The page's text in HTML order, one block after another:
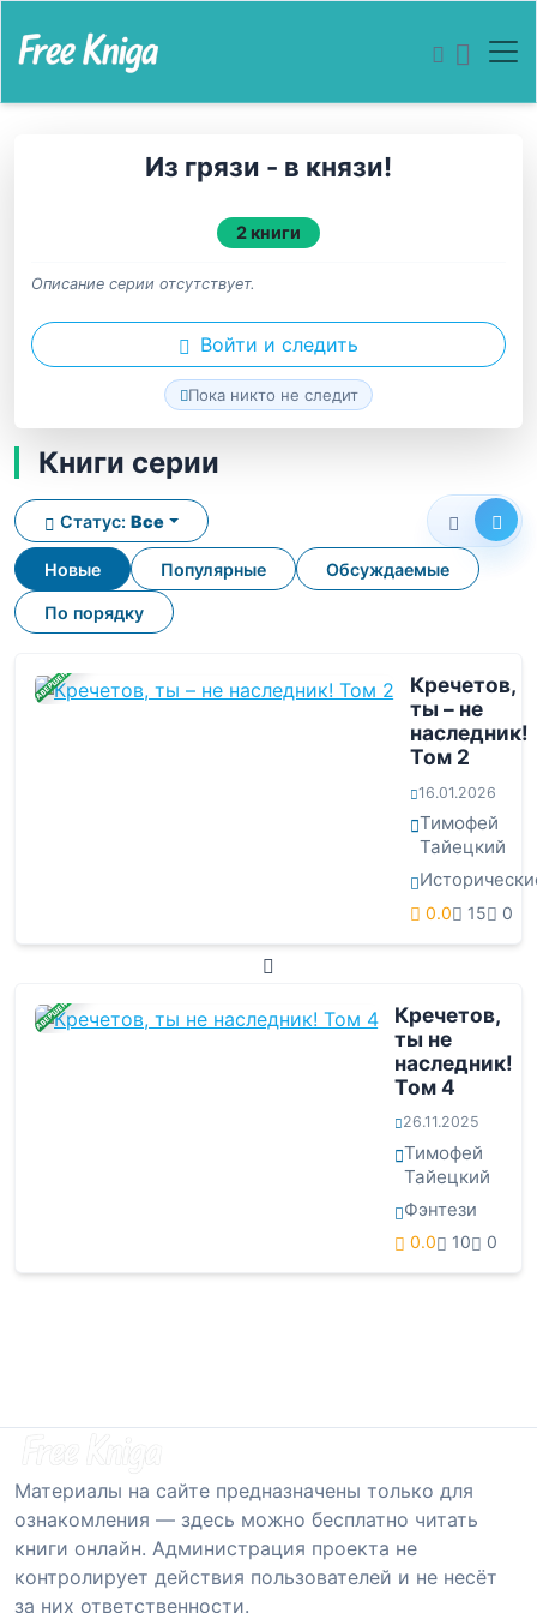
Из грязи - в князи!
2 книги
Описание серии отсутствует.
Войти и следить
Пока никто не следит
Книги серии
Новые Популярные Обсуждаемые
По порядку
Статус: Все
ЗАВЕРШЕНА
Кречетов,
ты – не
наследник!
Том 2
16.01.2026
Тимофей
Тайецкий
0.0 15 0
ЗАВЕРШЕНА
Кречетов,
ты не
наследник!
Том 4
26.11.2025
Тимофей
Тайецкий
Фэнтези
0.0 10 0
Материалы на сайте предназначены только для
ознакомления — здесь можно бесплатно читать
книги онлайн. Администрация проекта не
контролирует действия пользователей и не несёт
за них ответственности.